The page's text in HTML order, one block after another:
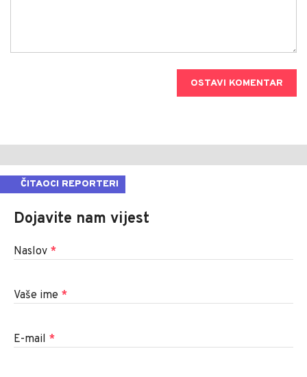
OSTAVI KOMENTAR
ČITAOCI REPORTERI
Dojavite nam vijest
Naslov *
Vaše ime *
E-mail *